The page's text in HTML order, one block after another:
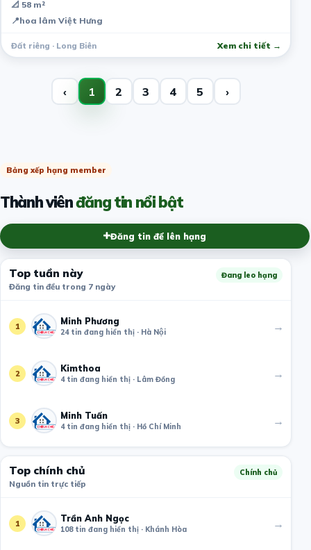
📐 58 m²
📍hoa lâm Việt Hưng
Đất riêng · Long Biên Xem chi tiết →
‹ 1 2 3 4 5 ›
Bảng xếp hạng member
Thành viênđăng tin nổi bật
Đăng tin để lên hạng
Top tuần này
Đăng tin đều trong 7 ngày
Đang leo hạng
1 Minh Phương
24 tin đang hiển thị · Hà Nội →
2 Kimthoa
4 tin đang hiển thị · Lâm Đồng →
3 Minh Tuấn
4 tin đang hiển thị · Hồ Chí Minh →
Top chính chủ
Nguồn tin trực tiếp
Chính chủ
1 Trần Anh Ngọc
108 tin đang hiển thị · Khánh Hòa →